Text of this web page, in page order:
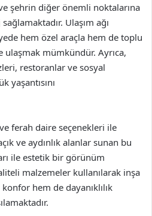
şehrin diğer önemli noktalarına
Ulaşım ağı
hem özel araçla hem de toplu
ulaşmak mümkündür. Ayrıca,
restoranlar ve sosyal
yaşantısını
ferah daire seçenekleri ile
ve aydınlık alanlar sunan bu
ile estetik bir görünüm
malzemeler kullanılarak inşa
hem de dayanıklılık